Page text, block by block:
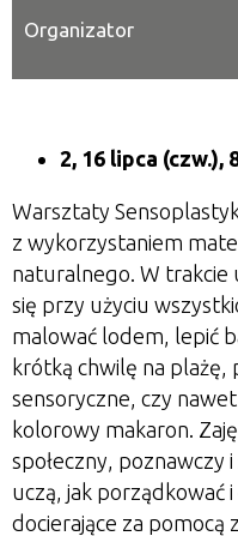
Organizator
2, 16 lipca (czw.),
Warsztaty
z wykorzystaniem
naturalnego. W trakcie
się przy użyciu
malować lodem, lepić
krótką chwilę na plażę,
sensoryczne, czy
kolorowy makaron.
społeczny, poznawczy
uczą, jak porządkować
docierające za pomocą